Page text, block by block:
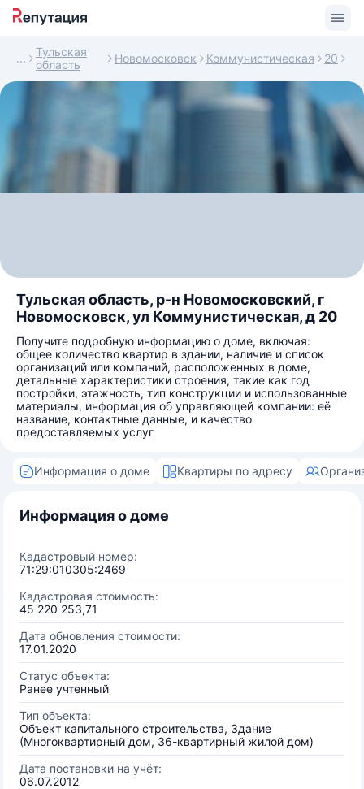
Тульская
область
Новомосковск Коммунистическая 20
Тульская область, р-н Новомосковский, г
Новомосковск, ул Коммунистическая, д 20
Получите подробную информацию о доме, включая:
общее количество квартир в здании, наличие и список
организаций или компаний, расположенных в доме,
детальные характеристики строения, такие как год
постройки, этажность, тип конструкции и использованные
материалы, информация об управляющей компании: её
название, контактные данные, и качество
предоставляемых услуг
Информация о доме Квартиры по адресу
Информация о доме
Кадастровый номер:
71:29:010305:2469
Кадастровая стоимость:
45 220 253,71
Дата обновления стоимости:
17.01.2020
Статус объекта:
Ранее учтенный
Тип объекта:
Объект капитального строительства, Здание
(Многоквартирный дом, 36-квартирный жилой дом)
Дата постановки на учёт:
06.07.2012